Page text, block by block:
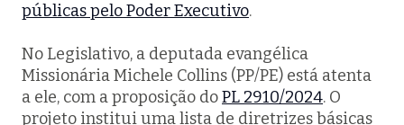
públicas pelo Poder Executivo.
No Legislativo, a deputada evangélica
Missionária Michele Collins (PP/PE) está atenta
a ele, com a proposição doPL 2910/2024. O
projeto institui uma lista de diretrizes básicas